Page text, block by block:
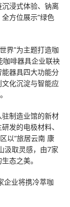
浸式体验、钠离
方位展示“绿色
界”为主题打造咖
咖啡器具企业联袂
器具四大功能分
化沉淀与智能应
制造业馆的新材
发的电极材料、
以“旅居云南 康
汲取灵感，由7家
态之美。
企业将携冷萃咖